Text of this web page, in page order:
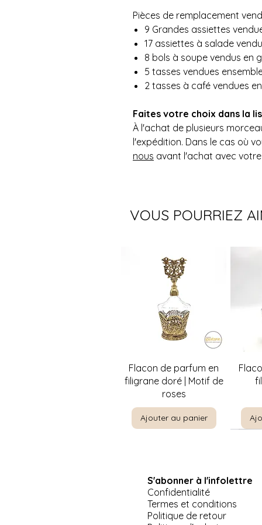
Pièces de remplacement
9 Grandes assiettes
17 assiettes à salade
8 bols à soupe vendus en
5 tasses vendues
2 tasses à café vendues
Faites votre choix dans la
À l'achat de plusieurs
l'expédition. Dans le cas où
nous avant l'achat avec
VOUS POURRIEZ
Aperçu rapide
Flacon de parfum en
filigrane doré | Motif de
roses
Ajouter au panier
S'abonner à l'infolettre
Confidentialité
Termes et conditions
Politique de retour